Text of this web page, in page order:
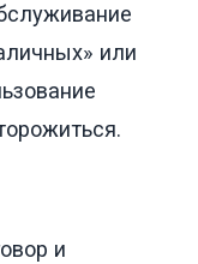
или
и